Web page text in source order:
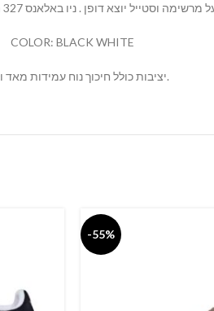
מרשימה וסטייל יוצא דופן . ניו באלאנס 327 הנעל הבאה שלך
COLOR: BLACK WHITE
יציבות כולל חיכוך נוח עמידות מאד וקלות.
-55%